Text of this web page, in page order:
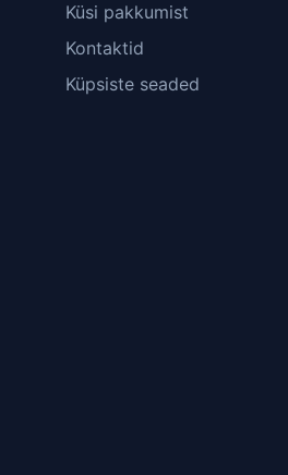
Küsi pakkumist
Kontaktid
Küpsiste seaded